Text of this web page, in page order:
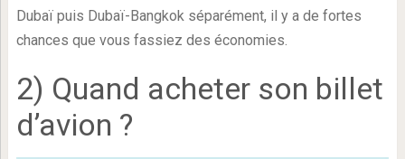
Dubaï puis Dubaï-Bangkok séparément, il y a de fortes
chances que vous fassiez des économies.
2) Quand acheter son billet
d’avion ?